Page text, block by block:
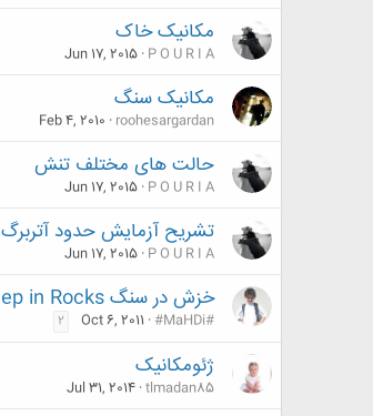
مکانیک خاک
P O U R I A
Jun 17, 2015
مکانیک سنگ
roohesargardan
Feb 4, 2010
حالت های مختلف تنش
P O U R I A
Jun 17, 2015
تشریح آزمایش حدود آتربرگ
P O U R I A
Jun 17, 2015
خزش در سنگ Creep in Rocks
#MaHDi#
Oct 6, 2011
2
ژئومکانیک
tlmadan85
Jul 31, 2014